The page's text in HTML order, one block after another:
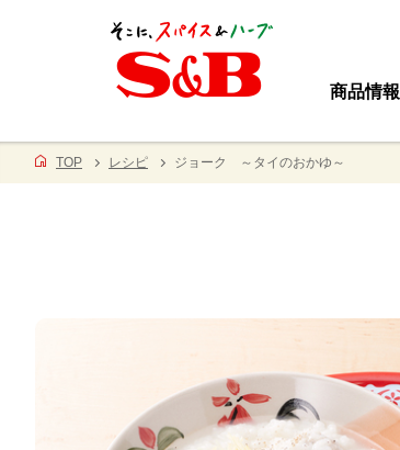
商品情報
TOP レシピ ジョーク ～タイのおかゆ～